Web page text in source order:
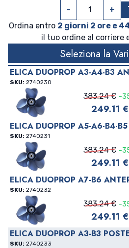
- +
Ordina entro 2 giorni 2 ore e
il tuo ordine al corriere
Seleziona la
ELICA DUOPROP A3-A4-B3
SKU: 2740230
383.24 € -
249.11 €
ELICA DUOPROP A5-A6-B4-
SKU: 2740231
383.24 € -
249.11 €
ELICA DUOPROP A7-B6
SKU: 2740232
383.24 € -
249.11 €
ELICA DUOPROP A3-B3
SKU: 2740233